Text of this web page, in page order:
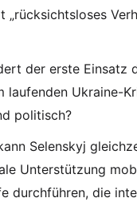
„rücksichtsloses
der erste Einsatz
laufenden Ukraine-
politisch?
Selenskyj
Unterstützung
durchführen, die